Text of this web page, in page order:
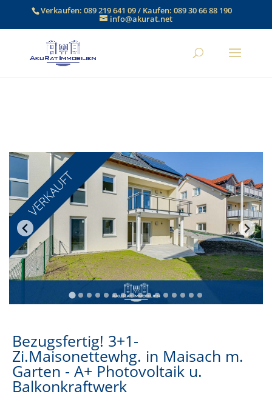
Verkaufen:089 219 641 09/ Kaufen:089 30 66 88 190
info@akurat.net
VERKAUFT
Bezugsfertig! 3+1-
Zi.Maisonettewhg. in Maisach m.
Garten - A+ Photovoltaik u.
Balkonkraftwerk